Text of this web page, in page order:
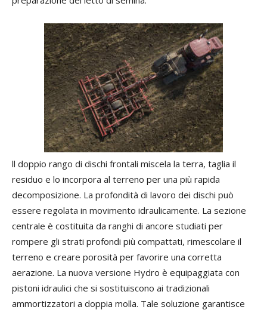
ll doppio rango di dischi frontali miscela la terra, taglia il
residuo e lo incorpora al terreno per una più rapida
decomposizione. La profondità di lavoro dei dischi può
essere regolata in movimento idraulicamente. La sezione
centrale è costituita da ranghi di ancore studiati per
rompere gli strati profondi più compattati, rimescolare il
terreno e creare porosità per favorire una corretta
aerazione. La nuova versione Hydro è equipaggiata con
pistoni idraulici che si sostituiscono ai tradizionali
ammortizzatori a doppia molla. Tale soluzione garantisce